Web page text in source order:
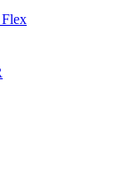
Flex